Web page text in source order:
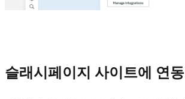
슬래시페이지 사이트에 연동